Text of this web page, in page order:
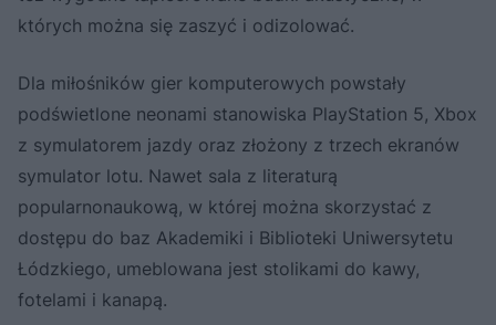
których można się zaszyć i odizolować.
Dla miłośników gier komputerowych powstały
podświetlone neonami stanowiska PlayStation 5, Xbox
z symulatorem jazdy oraz złożony z trzech ekranów
symulator lotu. Nawet sala z literaturą
popularnonaukową, w której można skorzystać z
dostępu do baz Akademiki i Biblioteki Uniwersytetu
Łódzkiego, umeblowana jest stolikami do kawy,
fotelami i kanapą.